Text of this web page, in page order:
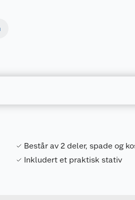
Består av 2 deler, spade og
Inkludert et praktisk stativ